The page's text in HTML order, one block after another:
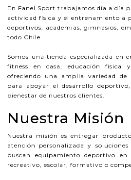
En Fanel Sport trabajamos día a día
actividad física y el entrenamiento a
deportivos, academias, gimnasios,
todo Chile.
Somos una tienda especializada en
fitness en casa, educación física
ofreciendo una amplia variedad de
para apoyar el desarrollo
bienestar de nuestros clientes.
Nuestra Misión
Nuestra misión es entregar
atención personalizada y
buscan equipamiento deportivo
recreativo, escolar, formativo o